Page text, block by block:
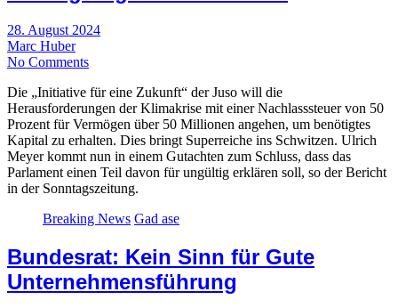
28. August 2024
Marc Huber
No Comments
Die „Initiative für eine Zukunft“ der Juso will die
Herausforderungen der Klimakrise mit einer Nachlasssteuer von 50
Prozent für Vermögen über 50 Millionen angehen, um benötigtes
Kapital zu erhalten. Dies bringt Superreiche ins Schwitzen. Ulrich
Meyer kommt nun in einem Gutachten zum Schluss, dass das
Parlament einen Teil davon für ungültig erklären soll, so der Bericht
in der Sonntagszeitung.
Breaking News Gad ase
Bundesrat: Kein Sinn für Gute
Unternehmensführung